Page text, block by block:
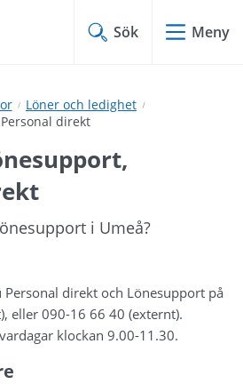
Sök Meny
Löner och ledighet
direkt
i Umeå?
direkt och Lönesupport på
eller 090-16 66 40 (externt).
klockan 9.00-11.30.